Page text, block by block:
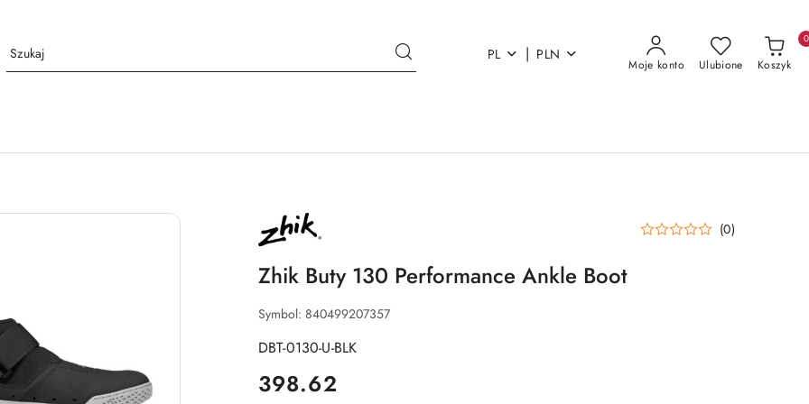
PL | PLN
Moje konto Ulubione Koszyk
0
NAZWA
PRODUCENTA:
ZHIK
(0)
Zhik Buty 130 Performance Ankle Boot
Symbol: 840499207357
DBT-0130-U-BLK
cena:
398.62